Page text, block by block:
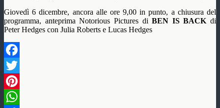
Giovedì 6 dicembre, ancora alle ore 9,00 in punto, a chiusura del
programma, anteprima Notorious Pictures diBEN IS BACK di
Peter Hedges con Julia Roberts e Lucas Hedges
Facebook
Twitter
Pinterest